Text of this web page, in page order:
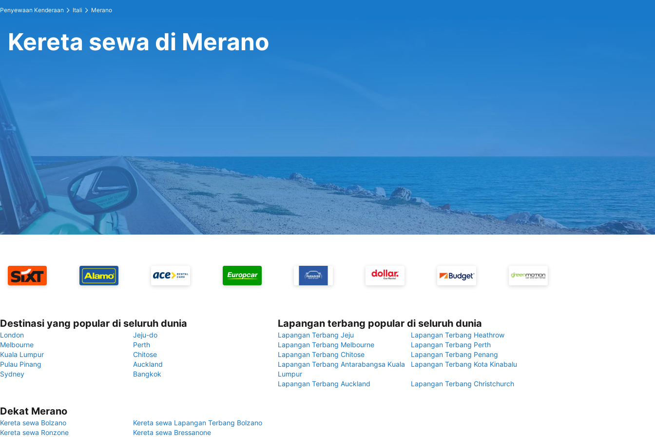
Penyewaan Kenderaan Itali Merano
Kereta sewa di Merano
Destinasi yang popular di seluruh dunia
London
Jeju-do
Melbourne
Perth
Kuala Lumpur
Chitose
Pulau Pinang
Auckland
Sydney
Bangkok
Lapangan terbang popular di seluruh dunia
Lapangan Terbang Jeju
Lapangan Terbang Heathrow
Lapangan Terbang Melbourne
Lapangan Terbang Perth
Lapangan Terbang Chitose
Lapangan Terbang Penang
Lapangan Terbang Antarabangsa Kuala
Lumpur
Lapangan Terbang Kota Kinabalu
Lapangan Terbang Auckland Lapangan Terbang Christchurch
Dekat Merano
Kereta sewa Bolzano
Kereta sewa Lapangan Terbang Bolzano
Kereta sewa Ronzone
Kereta sewa Bressanone